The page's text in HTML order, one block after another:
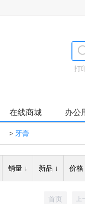
打
在线商城 办公
> 牙膏
销量 ↓ 新品 ↓ 价格
首页 上